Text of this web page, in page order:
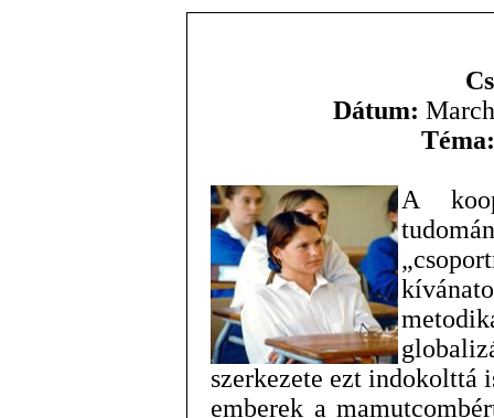
Dátum:
Téma:
A
szerkezete ezt indokolttá
emberek a